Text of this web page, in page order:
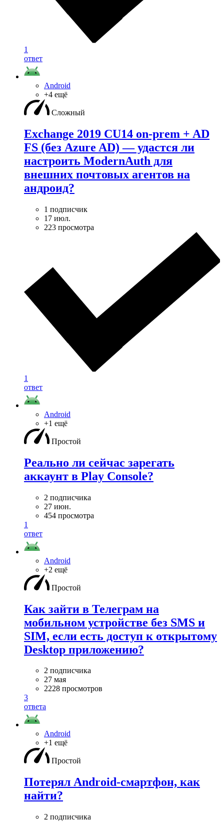
1
ответ
Android
+4 ещё
Сложный
Exchange 2019 CU14 on-prem + AD
FS (без Azure AD) — удаcтся ли
настроить ModernAuth для
внешних почтовых агентов на
андроид?
1 подписчик
17 июл.
223 просмотра
1
ответ
Android
+1 ещё
Простой
Реально ли сейчас зарегать
аккаунт в Play Console?
2 подписчика
27 июн.
454 просмотра
1
ответ
Android
+2 ещё
Простой
Как зайти в Телеграм на
мобильном устройстве без SMS и
SIM, если есть доступ к открытому
Desktop приложению?
2 подписчика
27 мая
2228 просмотров
3
ответа
Android
+1 ещё
Простой
Потерял Android-смартфон, как
найти?
2 подписчика